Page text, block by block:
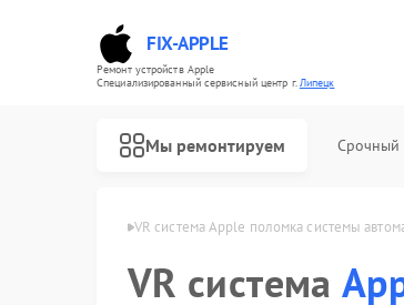
FIX-APPLE
Ремонт устройств Apple
Специализированный cервисный центр г.Липецк
Мы ремонтируем Срочный
VR система Apple поломка системы
VR система